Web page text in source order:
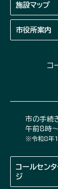
施設マップ
市役所案内
コ
市の手続
午前8時
※令和8年
コールセン
ジ